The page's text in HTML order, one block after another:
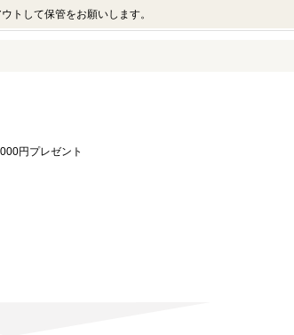
トして保管をお願いします。
円プレゼント